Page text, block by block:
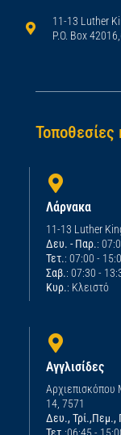
11-13 Luther
P.O. Box
Λάρνακα
11-13 Luther
Δευ. - Παρ.:
Τετ.: 07:00 -
Σαβ.: 07:30 -
Κυρ.: Κλειστό
Αγγλισίδες
Αρχιεπισκόπου
14, 7571
Δευ., Τρί.,Πεμ.,